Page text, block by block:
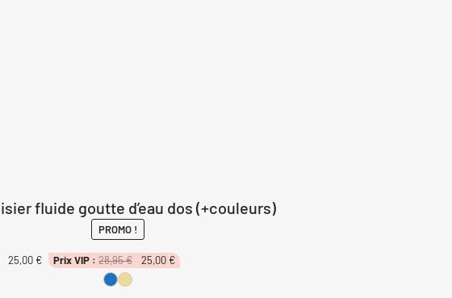
fluide goutte d’eau dos (+couleurs)
PROMO !
Le25,00 €Le Prix VIP :28,95€
Le25,00 €Le